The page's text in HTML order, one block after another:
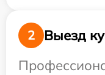
2
Выезд